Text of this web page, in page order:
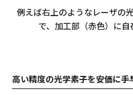
例えば右上のようなレーザの
で、加工部（赤色）に
高い精度の光学素子を安価に